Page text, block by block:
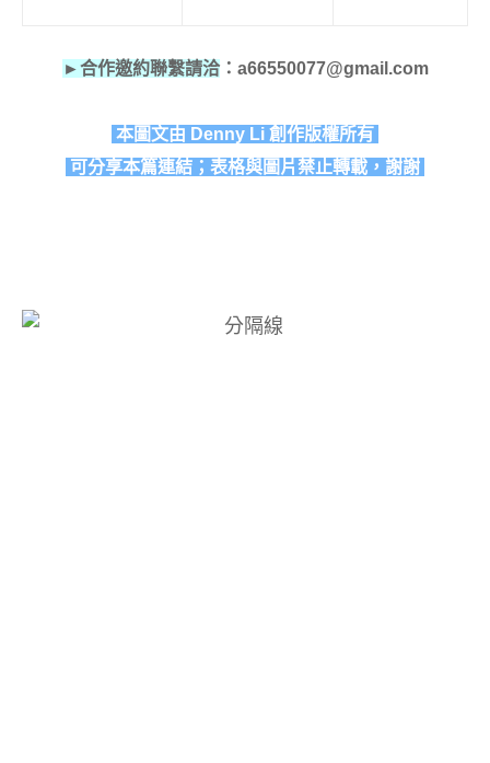
►合作邀約聯繫請洽：a66550077@gmail.com
本圖文由 Denny Li 創作版權所有
可分享本篇連結；表格與圖片禁止轉載，謝謝